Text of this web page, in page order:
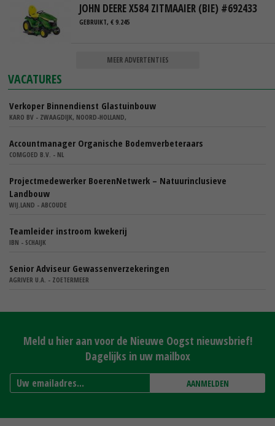
JOHN DEERE X584 ZITMAAIER (BIE) #692433
GEBRUIKT, € 9.245
MEER ADVERTENTIES
VACATURES
Verkoper Binnendienst Glastuinbouw
KARO BV - ZWAAGDIJK, NOORD-HOLLAND,
Accountmanager Organische Bodemverbeteraars
COMGOED B.V. - NL
Projectmedewerker BoerenNetwerk – Natuurinclusieve
Landbouw
WIJ.LAND - ABCOUDE
Teamleider instroom kwekerij
IBN - SCHAIJK
Senior Adviseur Gewassenverzekeringen
AGRIVER U.A. - ZOETERMEER
Meld u hier aan voor de Nieuwe Oogst nieuwsbrief!
Dagelijks in uw mailbox
AANMELDEN